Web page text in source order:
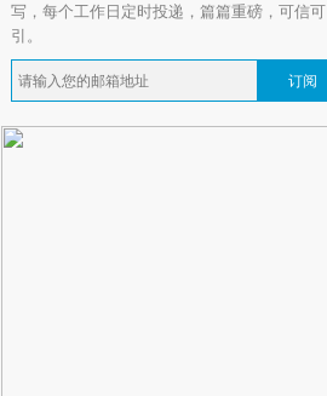
写，每个工作日定时投递，篇篇重磅，可信可
引。
订阅